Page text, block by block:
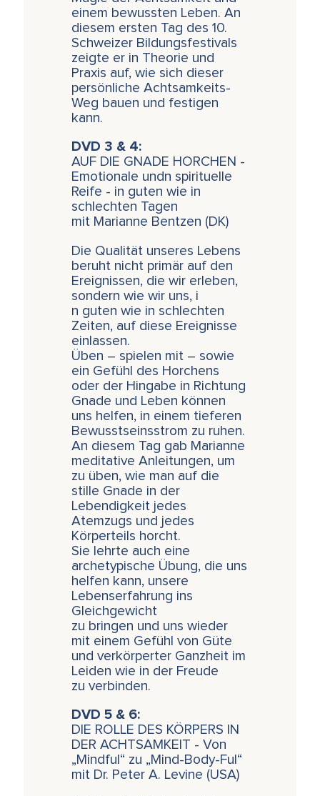
einem bewussten Leben. An
diesem ersten Tag des 10.
Schweizer Bildungsfestivals
zeigte er in Theorie und
Praxis auf, wie sich dieser
persönliche Achtsamkeits-
Weg bauen und festigen
kann.
DVD 3 & 4:
AUF DIE GNADE HORCHEN -
Emotionale undn spirituelle
Reife - in guten wie in
schlechten Tagen
mit Marianne Bentzen (DK)
Die Qualität unseres Lebens
beruht nicht primär auf den
Ereignissen, die wir erleben,
sondern wie wir uns, i
n guten wie in schlechten
Zeiten, auf diese Ereignisse
einlassen.
Üben – spielen mit – sowie
ein Gefühl des Horchens
oder der Hingabe in Richtung
Gnade und Leben können
uns helfen, in einem tieferen
Bewusstseinsstrom zu ruhen.
An diesem Tag gab Marianne
meditative Anleitungen, um
zu üben, wie man auf die
stille Gnade in der
Lebendigkeit jedes
Atemzugs und jedes
Körperteils horcht.
Sie lehrte auch eine
archetypische Übung, die uns
helfen kann, unsere
Lebenserfahrung ins
Gleichgewicht
zu bringen und uns wieder
mit einem Gefühl von Güte
und verkörperter Ganzheit im
Leiden wie in der Freude
zu verbinden.
DVD 5 & 6:
DIE ROLLE DES KÖRPERS IN
DER ACHTSAMKEIT - Von
„Mindful“ zu „Mind-Body-Ful“
mit Dr. Peter A. Levine (USA)